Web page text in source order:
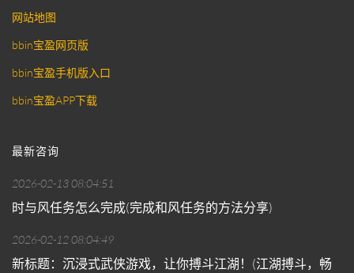
网站地图
bbin宝盈网页版
bbin宝盈手机版入口
bbin宝盈APP下载
最新咨询
2026-02-13 08:04:51
时与风任务怎么完成(完成和风任务的方法分享)
2026-02-12 08:04:49
新标题：沉浸式武侠游戏，让你搏斗江湖！(江湖搏斗，畅